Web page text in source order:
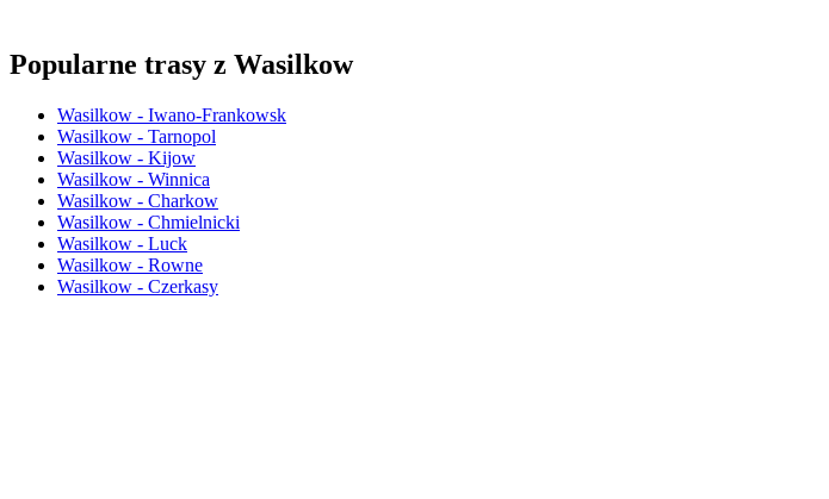
Popularne trasy z Wasilkow
Wasilkow - Iwano-Frankowsk
Wasilkow - Tarnopol
Wasilkow - Kijow
Wasilkow - Winnica
Wasilkow - Charkow
Wasilkow - Chmielnicki
Wasilkow - Luck
Wasilkow - Rowne
Wasilkow - Czerkasy